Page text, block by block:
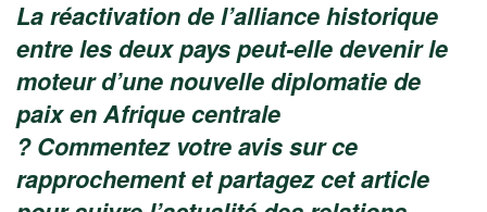
La réactivation de l’alliance historique
entre les deux pays peut-elle devenir le
moteur d’une nouvelle diplomatie de
paix en Afrique centrale
? Commentez votre avis sur ce
rapprochement et partagez cet article